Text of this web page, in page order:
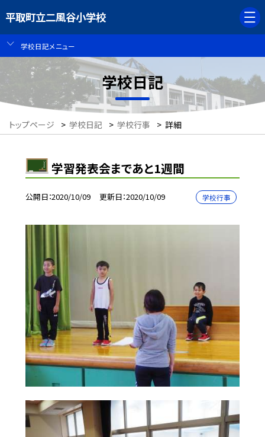
平取町立二風谷小学校
学校日記メニュー
学校日記
トップページ > 学校日記 > 学校行事 > 詳細
学習発表会まであと1週間
公開日 2020/10/09 更新日 2020/10/09 学校行事